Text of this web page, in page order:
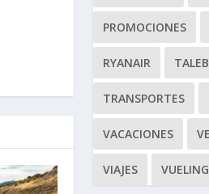
PROMOCIONES
RYANAIR
TRANSPORTES
VACACIONES
VIAJES VUELING